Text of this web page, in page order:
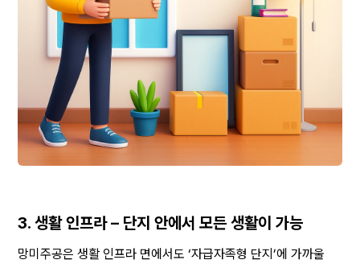
3. 생활 인프라 – 단지 안에서 모든 생활이 가능
망미주공은 생활 인프라 면에서도 ‘자급자족형 단지’에 가까울